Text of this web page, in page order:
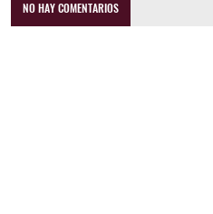
NO HAY COMENTARIOS